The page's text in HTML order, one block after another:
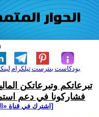
تيلكرامبنترست بودكاست
تبرعاتكم وتبرعاتكن
فشاركونا في دعم
[اشترك في قناة